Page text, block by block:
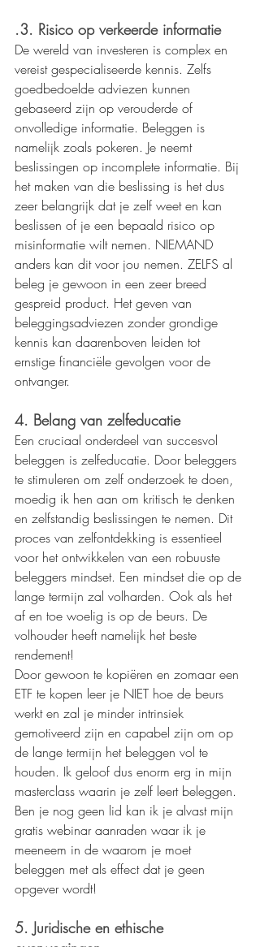
.3. Risico op verkeerde informatie
De wereld van investeren is complex en
vereist gespecialiseerde kennis. Zelfs
goedbedoelde adviezen kunnen
gebaseerd zijn op verouderde of
onvolledige informatie. Beleggen is
namelijk zoals pokeren. Je neemt
beslissingen op incomplete informatie. Bij
het maken van die beslissing is het dus
zeer belangrijk dat je zelf weet en kan
beslissen of je een bepaald risico op
misinformatie wilt nemen. NIEMAND
anders kan dit voor jou nemen. ZELFS al
beleg je gewoon in een zeer breed
gespreid product. Het geven van
beleggingsadviezen zonder grondige
kennis kan daarenboven leiden tot
ernstige financiële gevolgen voor de
ontvanger.
4. Belang van zelfeducatie
Een cruciaal onderdeel van succesvol
beleggen is zelfeducatie. Door beleggers
te stimuleren om zelf onderzoek te doen,
moedig ik hen aan om kritisch te denken
en zelfstandig beslissingen te nemen. Dit
proces van zelfontdekking is essentieel
voor het ontwikkelen van een robuuste
beleggers mindset. Een mindset die op de
lange termijn zal volharden. Ook als het
af en toe woelig is op de beurs. De
volhouder heeft namelijk het beste
rendement!
Door gewoon te kopiëren en zomaar een
ETF te kopen leer je NIET hoe de beurs
werkt en zal je minder intrinsiek
gemotiveerd zijn en capabel zijn om op
de lange termijn het beleggen vol te
houden. Ik geloof dus enorm erg in mijn
masterclass waarin je zelf leert beleggen.
Ben je nog geen lid kan ik je alvast mijn
gratis webinar aanraden waar ik je
meeneem in de waarom je moet
beleggen met als effect dat je geen
opgever wordt!
5. Juridische en ethische